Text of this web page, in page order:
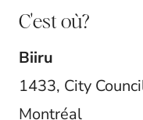
C'est où?
Biiru
1433, City
Montréal